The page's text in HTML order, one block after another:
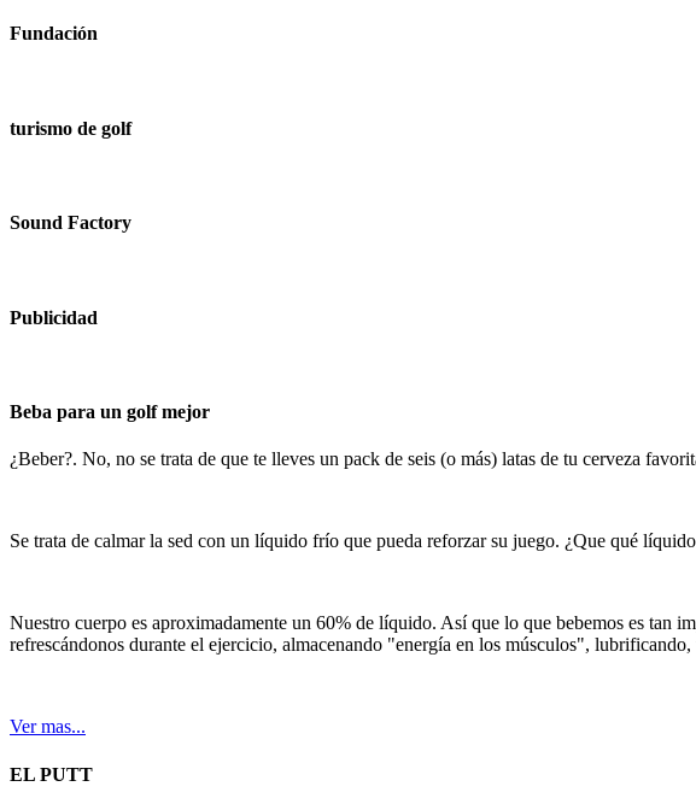
Fundación
turismo de golf
Sound Factory
Publicidad
Beba para un golf mejor
¿Beber?. No, no se trata de que te lleves un pack de seis (o más) latas de tu cerveza
Se trata de calmar la sed con un líquido frío que pueda reforzar su juego. ¿Que qué
Nuestro cuerpo es aproximadamente un 60% de líquido. Así que lo que bebemos es tan
refrescándonos durante el ejercicio, almacenando "energía en los músculos",
Ver mas...
EL PUTT